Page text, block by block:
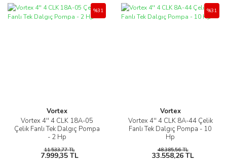
Vortex
Vortex 4'' 4 CLK 18A-05
Çelik Fanlı Tek Dalgıç Pompa
- 2 Hp
%31
11.533,77 TL
7.999,35 TL
Vortex
Vortex 4'' 4 CLK 8A-44 Çelik
Fanlı Tek Dalgıç Pompa - 10
Hp
%31
48.385,56 TL
33.558,26 TL